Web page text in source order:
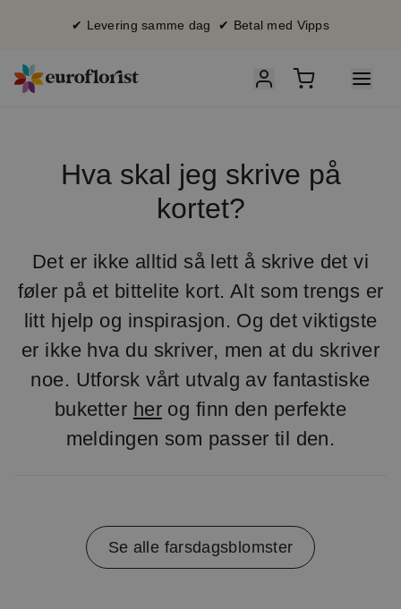
✔ Levering samme dag ✔ Betal med Vipps
Hva skal jeg skrive på
kortet?
Det er ikke alltid så lett å skrive det vi
føler på et bittelite kort. Alt som trengs er
litt hjelp og inspirasjon. Og det viktigste
er ikke hva du skriver, men at du skriver
noe. Utforsk vårt utvalg av fantastiske
buketter her og finn den perfekte
meldingen som passer til den.
Se alle farsdagsblomster